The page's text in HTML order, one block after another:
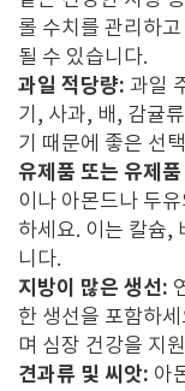
롤 수치를 관리하
될 수 있습니다.
과일 적당량: 과일
기, 사과, 배, 감귤
기 때문에 좋은 선
유제품 또는 유제
이나 아몬드나 두
하세요. 이는 칼슘,
니다.
지방이 많은 생선:
한 생선을 포함하
며 심장 건강을 지
견과류 및 씨앗: 아